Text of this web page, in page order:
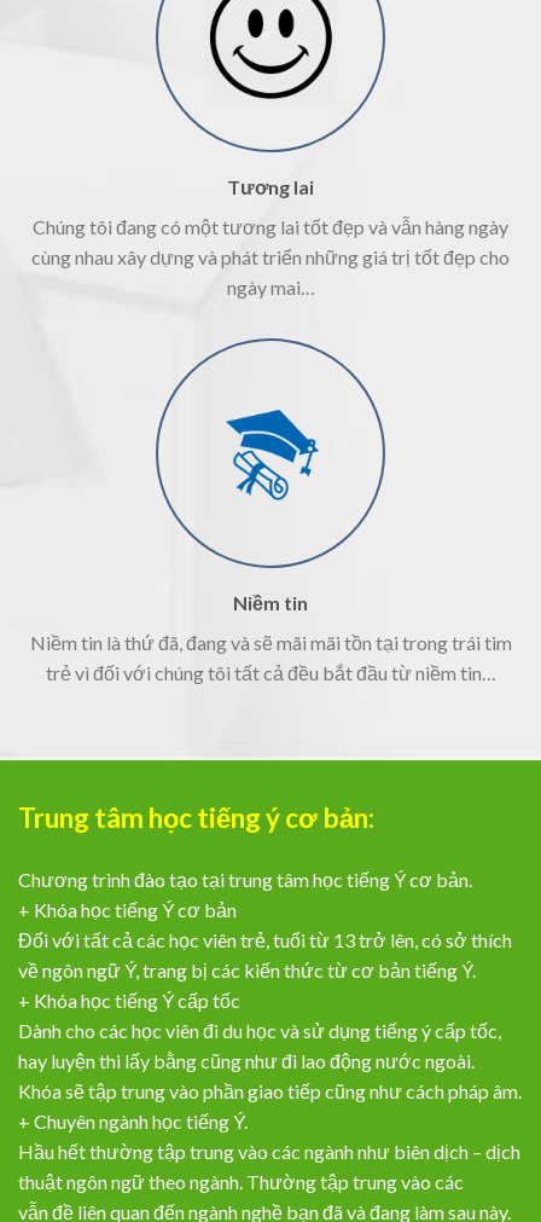
Tương lai
Chúng tôi đang có một tương lai tốt đẹp và vẫn hàng ngày
cùng nhau xây dựng và phát triển những giá trị tốt đẹp cho
ngày mai…
Niềm tin
Niềm tin là thứ đã, đang và sẽ mãi mãi tồn tại trong trái tim
trẻ vì đối với chúng tôi tất cả đều bắt đầu từ niềm tin…
Trung tâm học tiếng ý cơ bản:
Chương trình đào tạo tại trung tâm học tiếng Ý cơ bản.
+ Khóa học tiếng Ý cơ bản
Đối với tất cả các học viên trẻ, tuổi từ 13 trở lên, có sở thích
về ngôn ngữ Ý, trang bị các kiến thức từ cơ bản tiếng Ý.
+ Khóa học tiếng Ý cấp tốc
Dành cho các học viên đi du học và sử dụng tiếng ý cấp tốc,
hay luyện thi lấy bằng cũng như đi lao động nước ngoài.
Khóa sẽ tập trung vào phần giao tiếp cũng như cách pháp âm.
+ Chuyên ngành học tiếng Ý.
Hầu hết thường tập trung vào các ngành như biên dịch – dịch
thuật ngôn ngữ theo ngành. Thường tập trung vào các
vẫn đề liên quan đến ngành nghề bạn đã và đang làm sau này.